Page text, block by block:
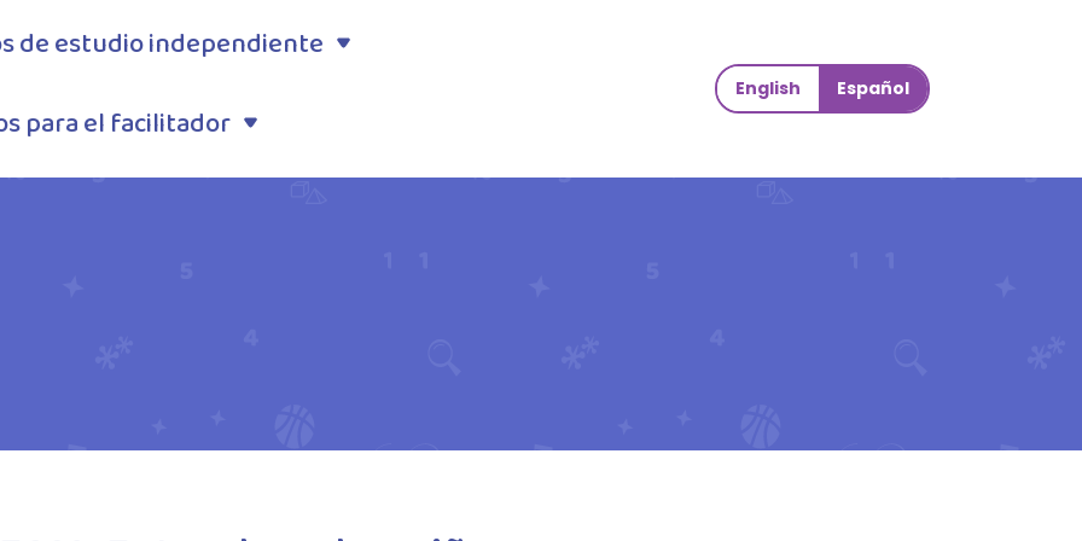
de estudio independiente
para el facilitador
English Español